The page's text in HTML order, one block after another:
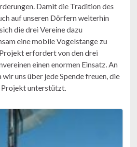
Damit die Tradition des
auf unseren Dörfern weiterhin
die drei Vereine dazu
eine mobile Vogelstange zu
erfordert von den drei
einen enormen Einsatz. An
uns über jede Spende freuen, die
Projekt unterstützt.